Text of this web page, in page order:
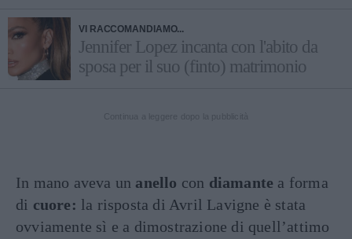
VI RACCOMANDIAMO...
Jennifer Lopez incanta con l'abito da
sposa per il suo (finto) matrimonio
In mano aveva un anello con diamante a forma
di cuore: la risposta di Avril Lavigne è stata
ovviamente sì e a dimostrazione di quell’attimo